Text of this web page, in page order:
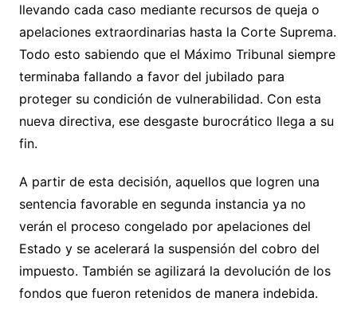
llevando cada caso mediante recursos de queja o
apelaciones extraordinarias hasta la Corte Suprema.
Todo esto sabiendo que el Máximo Tribunal siempre
terminaba fallando a favor del jubilado para
proteger su condición de vulnerabilidad. Con esta
nueva directiva, ese desgaste burocrático llega a su
fin.
A partir de esta decisión, aquellos que logren una
sentencia favorable en segunda instancia ya no
verán el proceso congelado por apelaciones del
Estado y se acelerará la suspensión del cobro del
impuesto. También se agilizará la devolución de los
fondos que fueron retenidos de manera indebida.